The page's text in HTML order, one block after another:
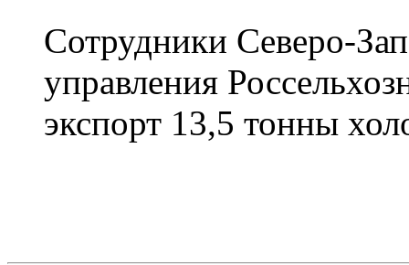
Сотрудники Северо-
управления
экспорт 13,5 тонны